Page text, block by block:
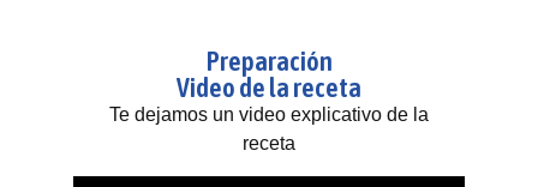
Preparación
Video de la receta
Te dejamos un video explicativo de la
receta